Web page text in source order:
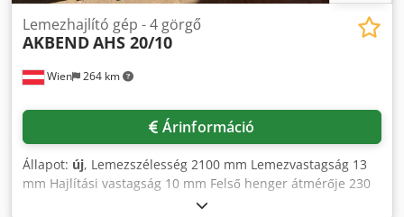
Wien 264 km
Lemezhajlító gép - 4 görgő
AKBENDAHS 20/10
Árinformáció
Állapot: új, Lemezszélesség 2100 mm Lemezvastagság 13
mm Hajlítási vastagság 10 mm Felső henger átmérője 230
mm Alsó henger átmérője 210 mm Oldalsó henger